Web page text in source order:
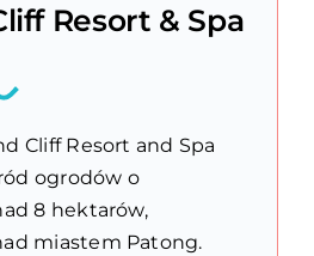
Resort & Spa
Cliff Resort and Spa
ogrodów o
8 hektarów,
miastem Patong.